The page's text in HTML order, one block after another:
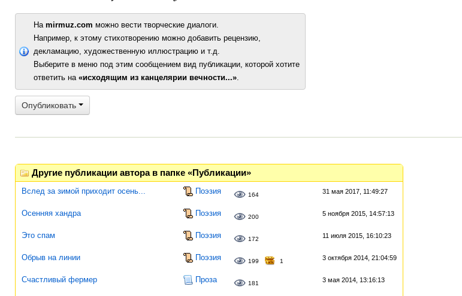
На mirmuz.com можно вести творческие диалоги.
Например, к этому стихотворению можно добавить рецензию,
декламацию, художественную иллюстрацию и т.д.
Выберите в меню под этим сообщением вид публикации, которой хотите
ответить на «исходящим из канцелярии вечности...».
Опубликовать
Другие публикации автора в папке «Публикации»
Вслед за зимой приходит осень... Поэзия 164 31 мая 2017, 11:49:27
Осенняя хандра Поэзия 200 5 ноября 2015, 14:57:13
Это спам Поэзия 172 11 июля 2015, 16:10:23
Обрыв на линии Поэзия 199 1 3 октября 2014, 21:04:59
Счастливый фермер Проза 181 3 мая 2014, 13:16:13